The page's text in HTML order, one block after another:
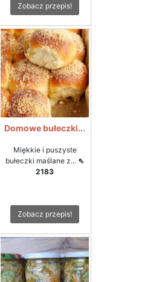
Zobacz przepis!
Domowe bułeczki...
Miękkie i puszyste
bułeczki maślane z... ⇖
2183
Zobacz przepis!